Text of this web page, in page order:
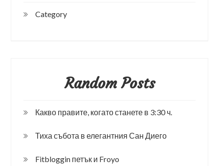
Category
Random Posts
Какво правите, когато станете в 3:30 ч.
Тиха събота в елегантния Сан Диего
Fitbloggin петък и Froyo